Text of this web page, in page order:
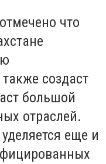
что
создаст
большой
отраслей.
еще и